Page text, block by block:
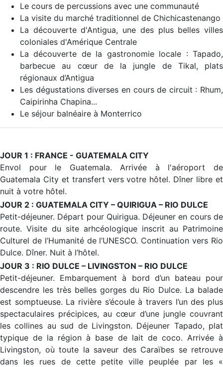
Le cours de percussions avec une communauté
La visite du marché traditionnel de Chichicastenango
La découverte d'Antigua, une des plus belles villes
coloniales d'Amérique Centrale
La découverte de la gastronomie locale : Tapado,
barbecue au cœur de la jungle de Tikal, plats
régionaux d’Antigua
Les dégustations diverses en cours de circuit : Rhum,
Caipirinha Chapina...
Le séjour balnéaire à Monterrico
JOUR 1 : FRANCE - GUATEMALA CITY
Envol pour le Guatemala. Arrivée à l'aéroport de
Guatemala City et transfert vers votre hôtel. Dîner libre et
nuit à votre hôtel.
JOUR 2 : GUATEMALA CITY – QUIRIGUA – RIO DULCE
Petit-déjeuner. Départ pour Quirigua. Déjeuner en cours de
route. Visite du site arhcéologique inscrit au Patrimoine
Culturel de l’Humanité de l’UNESCO. Continuation vers Rio
Dulce. Dîner. Nuit à l’hôtel.
JOUR 3 : RIO DULCE – LIVINGSTON – RIO DULCE
Petit-déjeuner. Embarquement à bord d’un bateau pour
descendre les très belles gorges du Rio Dulce. La balade
est somptueuse. La rivière s’écoule à travers l’un des plus
spectaculaires précipices, au cœur d’une jungle couvrant
les collines au sud de Livingston. Déjeuner Tapado, plat
typique de la région à base de lait de coco. Arrivée à
Livingston, où toute la saveur des Caraïbes se retrouve
dans les rues de cette petite ville peuplée par les «